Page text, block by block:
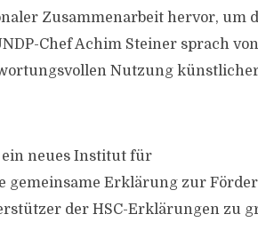
Zusammenarbeit hervor, um
Chef Achim Steiner sprach
Nutzung
neues Institut für
gemeinsame Erklärung zur
der HSC-Erklärungen zu